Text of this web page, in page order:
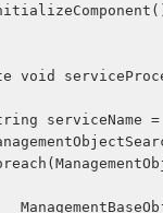
void
serviceName =